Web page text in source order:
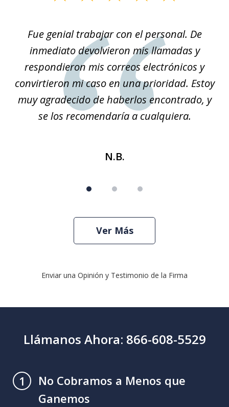
Fue genial trabajar con el personal. De
inmediato devolvieron mis llamadas y
respondieron mis correos electrónicos y
convirtieron mi caso en una prioridad. Estoy
muy agradecido de haberlos encontrado, y
se los recomendaría a cualquiera.
N.B.
Ver Más
Enviar una Opinión y Testimonio de la Firma
Llámanos Ahora: 866-608-5529
1
No Cobramos a Menos que
Ganemos